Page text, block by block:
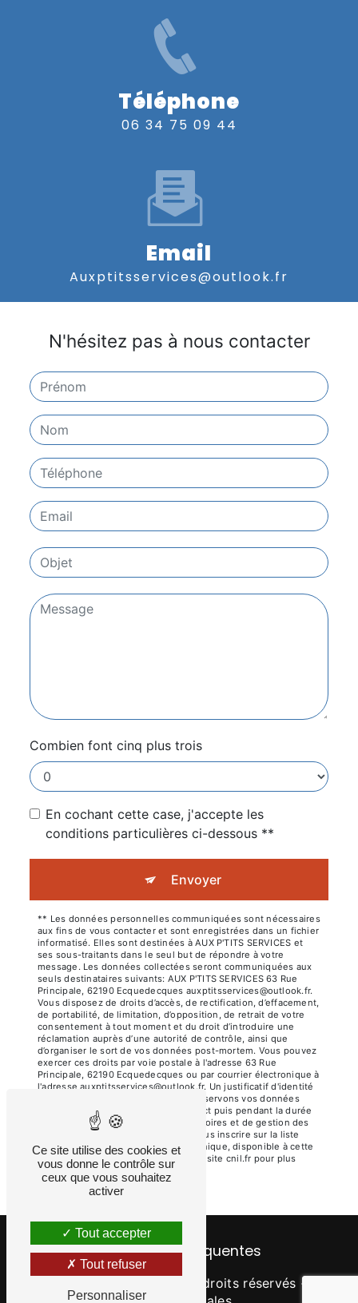
Téléphone
06 34 75 09 44
Email
auxptitsservices@outlook.fr
N'hésitez pas à nous contacter
Combien font cinq plus trois
En cochant cette case, j'accepte les
conditions particulières ci-dessous **
Envoyer
** Les données personnelles communiquées sont nécessaires
aux fins de vous contacter et sont enregistrées dans un fichier
informatisé. Elles sont destinées à AUX P'TITS SERVICES et
ses sous-traitants dans le seul but de répondre à votre
message. Les données collectées seront communiquées aux
seuls destinataires suivants: AUX P'TITS SERVICES 63 Rue
Principale, 62190 Ecquedecques auxptitsservices@outlook.fr.
Vous disposez de droits d’accès, de rectification, d’effacement,
de portabilité, de limitation, d’opposition, de retrait de votre
consentement à tout moment et du droit d’introduire une
réclamation auprès d’une autorité de contrôle, ainsi que
d’organiser le sort de vos données post-mortem. Vous pouvez
exercer ces droits par voie postale à l'adresse 63 Rue
Principale, 62190 Ecquedecques ou par courrier électronique à
l'adresse auxptitsservices@outlook.fr. Un justificatif d'identité
pourra vous être demandé. Nous conservons vos données
pendant la période de prise de contact puis pendant la durée
de prescription légale aux fins probatoires et de gestion des
contentieux. Vous avez le droit de vous inscrire sur la liste
d'opposition au démarchage téléphonique, disponible à cette
adresse:
Bloctel.gouv.fr. Consultez le site cnil.fr pour plus
d’informations sur vos droits.
Recherches fréquentes
- 2026 - Tous droits réservés -
Ce site utilise des cookies et
vous donne le contrôle sur
ceux que vous souhaitez
activer
Tout accepter
Tout refuser
Personnaliser